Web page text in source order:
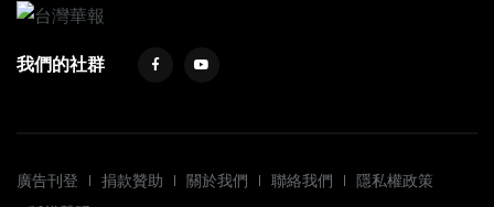
我們的社群
廣告刊登 捐款贊助 關於我們 聯絡我們
隱私權政策